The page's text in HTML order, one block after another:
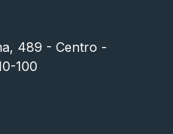
489 - Centro -
100